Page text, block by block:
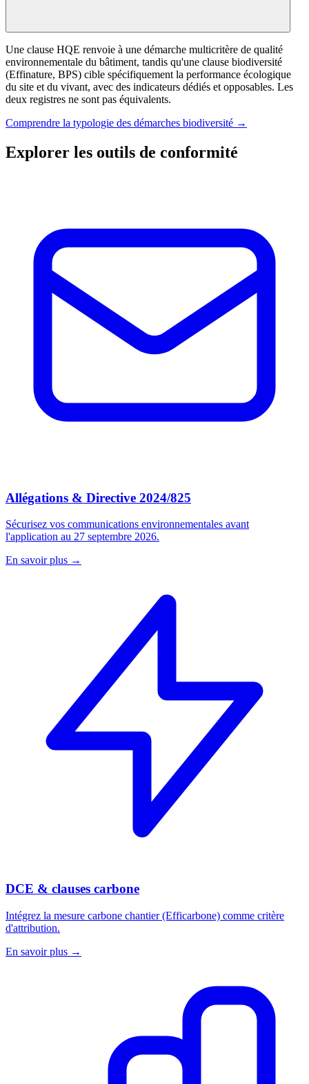
Une clause HQE renvoie à une démarche multicritère de qualité
environnementale du bâtiment, tandis qu'une clause biodiversité
(Effinature, BPS) cible spécifiquement la performance écologique
du site et du vivant, avec des indicateurs dédiés et opposables. Les
deux registres ne sont pas équivalents.
Comprendre la typologie des démarches biodiversité →
Explorer les outils de conformité
Allégations & Directive 2024/825
Sécurisez vos communications environnementales avant
l'application au 27 septembre 2026.
En savoir plus →
DCE & clauses carbone
Intégrez la mesure carbone chantier (Efficarbone) comme critère
d'attribution.
En savoir plus →